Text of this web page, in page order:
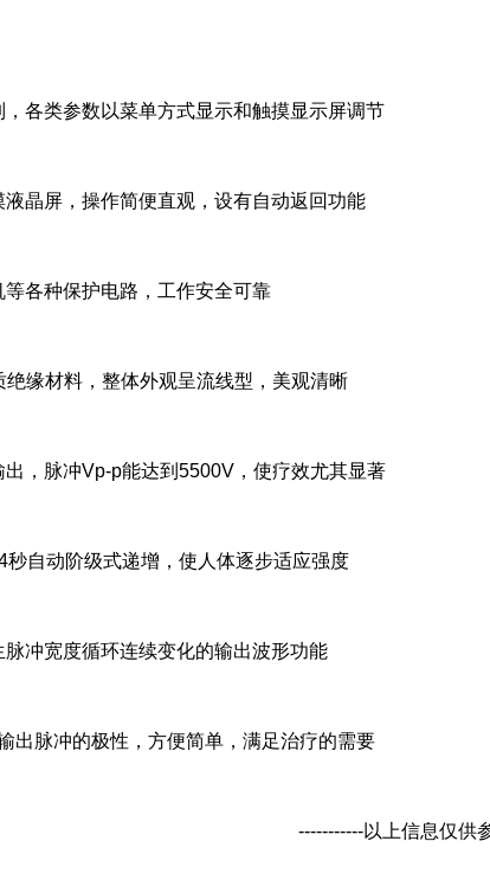
各类参数以菜单方式显示和触摸显示屏调节
晶屏，操作简便直观，设有自动返回功能
各种保护电路，工作安全可靠
缘材料，整体外观呈流线型，美观清晰
，脉冲Vp-p能达到5500V，使疗效尤其显著
秒自动阶级式递增，使人体逐步适应强度
冲宽度循环连续变化的输出波形功能
出脉冲的极性，方便简单，满足治疗的需要
-----------以上信息仅供